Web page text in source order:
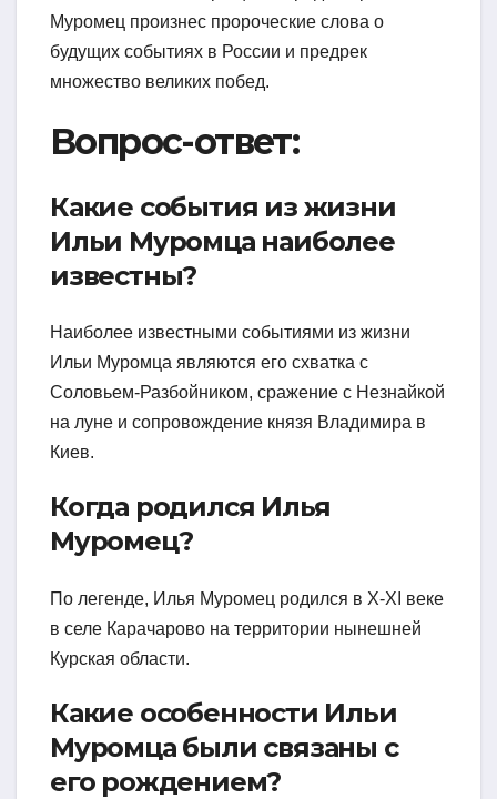
Муромец произнес пророческие слова о
будущих событиях в России и предрек
множество великих побед.
Вопрос-ответ:
Какие события из жизни
Ильи Муромца наиболее
известны?
Наиболее известными событиями из жизни
Ильи Муромца являются его схватка с
Соловьем-Разбойником, сражение с Незнайкой
на луне и сопровождение князя Владимира в
Киев.
Когда родился Илья
Муромец?
По легенде, Илья Муромец родился в X-XI веке
в селе Карачарово на территории нынешней
Курская области.
Какие особенности Ильи
Муромца были связаны с
его рождением?